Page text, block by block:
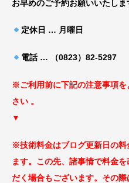
お早めのご予約お願いいたしま
定休日 … 月曜日
電話 … （0823）82-5297
※ご利用前に下記の注意事項を
さい 。
▼
※技術料金はブログ更新日の料
ます。この先、諸事情で料金を
だく場合もございます。その